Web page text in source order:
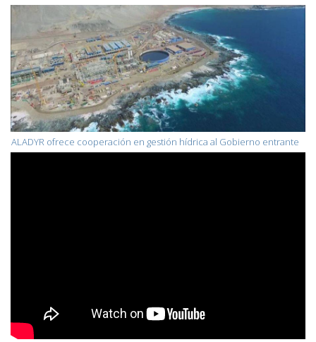
ALADYR ofrece cooperación en gestión hídrica al Gobierno entrante